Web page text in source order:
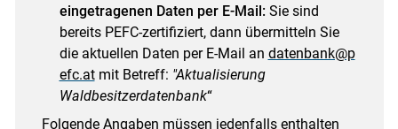
eingetragenen Daten per E-Mail: Sie sind
bereits PEFC-zertifiziert, dann übermitteln Sie
die aktuellen Daten per E-Mail an datenbank@p
efc.atmit Betreff: "Aktualisierung
Waldbesitzerdatenbank“
Folgende Angaben müssen jedenfalls enthalten